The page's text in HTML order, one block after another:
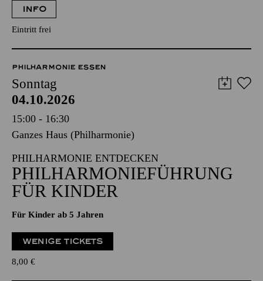
TUP-THEATERFEST
Eintritt frei
PHILHARMONIE ESSEN
Sonntag
04.10.2026
15:00 - 16:30
Ganzes Haus (Philharmonie)
PHILHARMONIE ENTDECKEN
PHILHARMONIE­FÜHRUNG
Für Kinder ab 5 Jahren